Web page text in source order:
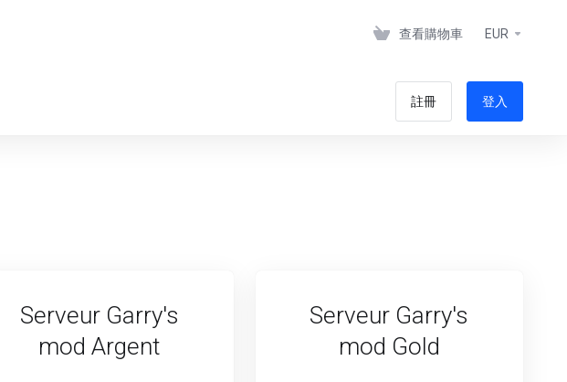
查看購物車 EUR
註冊 登入
Serveur Garry's
mod Argent
Serveur Garry's
mod Gold